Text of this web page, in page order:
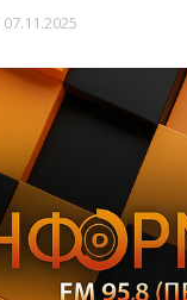
07.11.2025